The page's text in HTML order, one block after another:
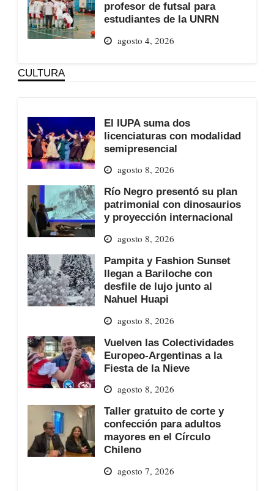
profesor de futsal para
estudiantes de la UNRN
agosto 4, 2026
CULTURA
El IUPA suma dos
licenciaturas con modalidad
semipresencial
agosto 8, 2026
Río Negro presentó su plan
patrimonial con dinosaurios
y proyección internacional
agosto 8, 2026
Pampita y Fashion Sunset
llegan a Bariloche con
desfile de lujo junto al
Nahuel Huapi
agosto 8, 2026
Vuelven las Colectividades
Europeo-Argentinas a la
Fiesta de la Nieve
agosto 8, 2026
Taller gratuito de corte y
confección para adultos
mayores en el Círculo
Chileno
agosto 7, 2026